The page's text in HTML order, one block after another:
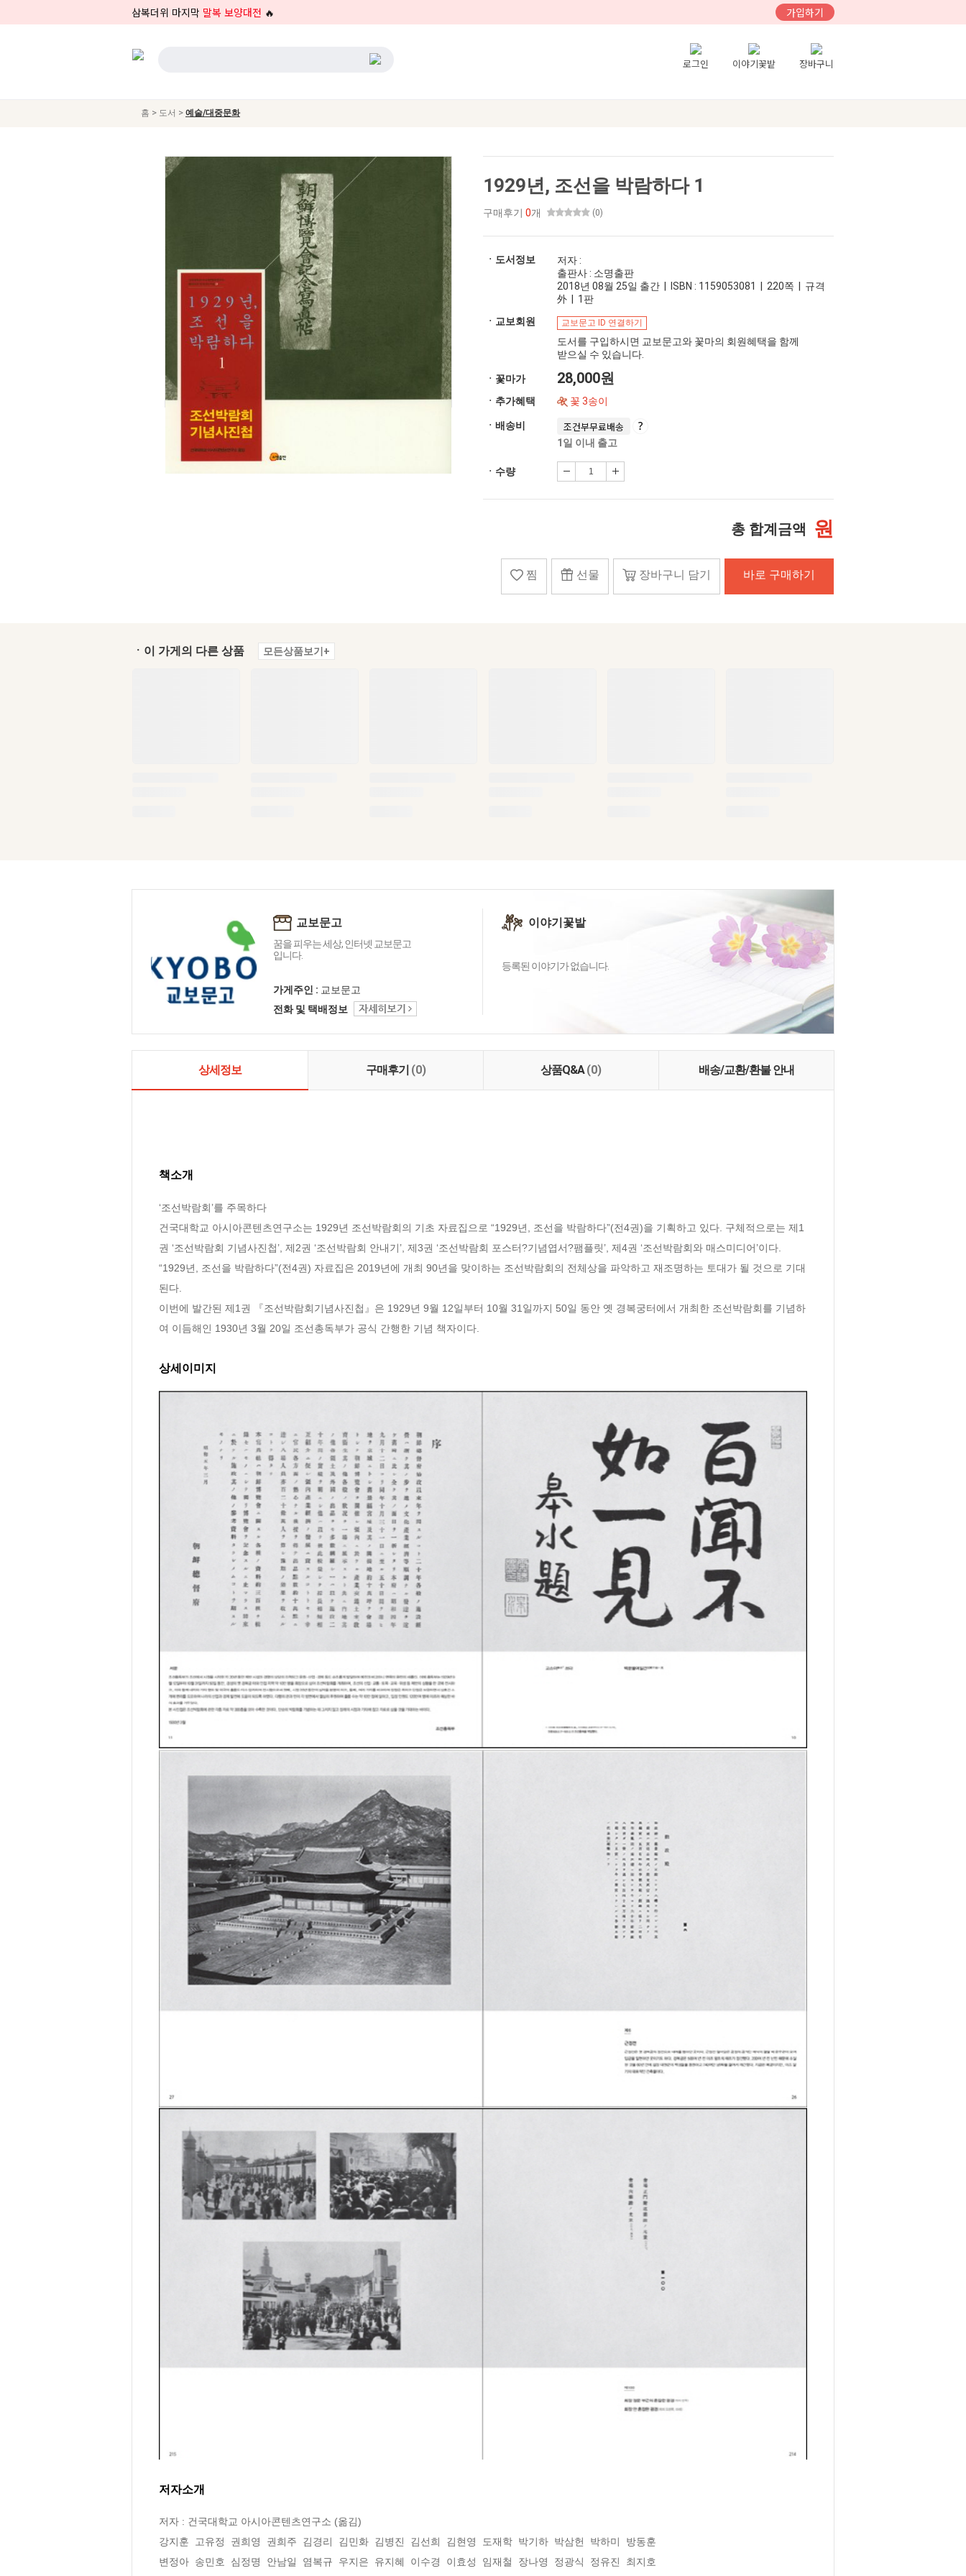
삼복더위 마지막 말복 보양대전 🔥 가입하기
로그인 이야기꽃밭 장바구니
홈 > 도서 > 예술/대중문화
1929년, 조선을 박람하다 1
구매후기 0개 (0)
ㆍ도서정보
저자 :
출판사 : 소명출판
2018년 08월 25일 출간 | ISBN : 1159053081 | 220쪽 | 규격
外 | 1판
ㆍ교보회원
교보문고 ID 연결하기
도서를 구입하시면 교보문고와 꽃마의 회원혜택을 함께
받으실 수 있습니다.
ㆍ꽃마가 28,000원
ㆍ추가혜택 꽃 3송이
ㆍ배송비 조건부무료배송
1일 이내 출고
ㆍ수량
총 합계금액 원
찜 선물 장바구니 담기 바로 구매하기
ㆍ이 가게의 다른 상품 모든상품보기+
교보문고
꿈을 피우는 세상, 인터넷 교보문고
입니다.
가게주인 : 교보문고
전화 및 택배정보
이야기꽃밭
등록된 이야기가 없습니다.
상세정보 구매후기 (0) 상품Q&A(0) 배송/교환/환불 안내
책소개
‘조선박람회’를 주목하다
건국대학교 아시아콘텐츠연구소는 1929년 조선박람회의 기초 자료집으로 “1929년, 조선을 박람하다”(전4권)을 기획하고 있다. 구체적으로는 제1
권 ‘조선박람회 기념사진첩’, 제2권 ‘조선박람회 안내기’, 제3권 ‘조선박람회 포스터?기념엽서?팸플릿’, 제4권 ‘조선박람회와 매스미디어’이다.
“1929년, 조선을 박람하다”(전4권) 자료집은 2019년에 개최 90년을 맞이하는 조선박람회의 전체상을 파악하고 재조명하는 토대가 될 것으로 기대
된다.
이번에 발간된 제1권 『조선박람회기념사진첩』은 1929년 9월 12일부터 10월 31일까지 50일 동안 옛 경복궁터에서 개최한 조선박람회를 기념하
여 이듬해인 1930년 3월 20일 조선총독부가 공식 간행한 기념 책자이다.
상세이미지
저자소개
저자 : 건국대학교 아시아콘텐츠연구소 (옮김)
강지훈  고유정  권희영  권희주  김경리  김민화  김병진  김선희  김현영  도재학  박기하  박삼헌  박하미  방동훈
변정아  송민호  심정명  안남일  염복규  우지은  유지혜  이수경  이효성  임재철  장나영  정광식  정유진  최지호